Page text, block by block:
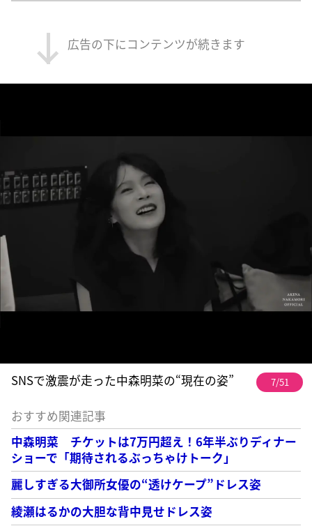
広告の下にコンテンツが続きます
SNSで激震が走った中森明菜の“現在の姿” 7/51
おすすめ関連記事
中森明菜 チケットは7万円超え！6年半ぶりディナー
ショーで「期待されるぶっちゃけトーク」
麗しすぎる大御所女優の“透けケープ”ドレス姿
綾瀬はるかの大胆な背中見せドレス姿